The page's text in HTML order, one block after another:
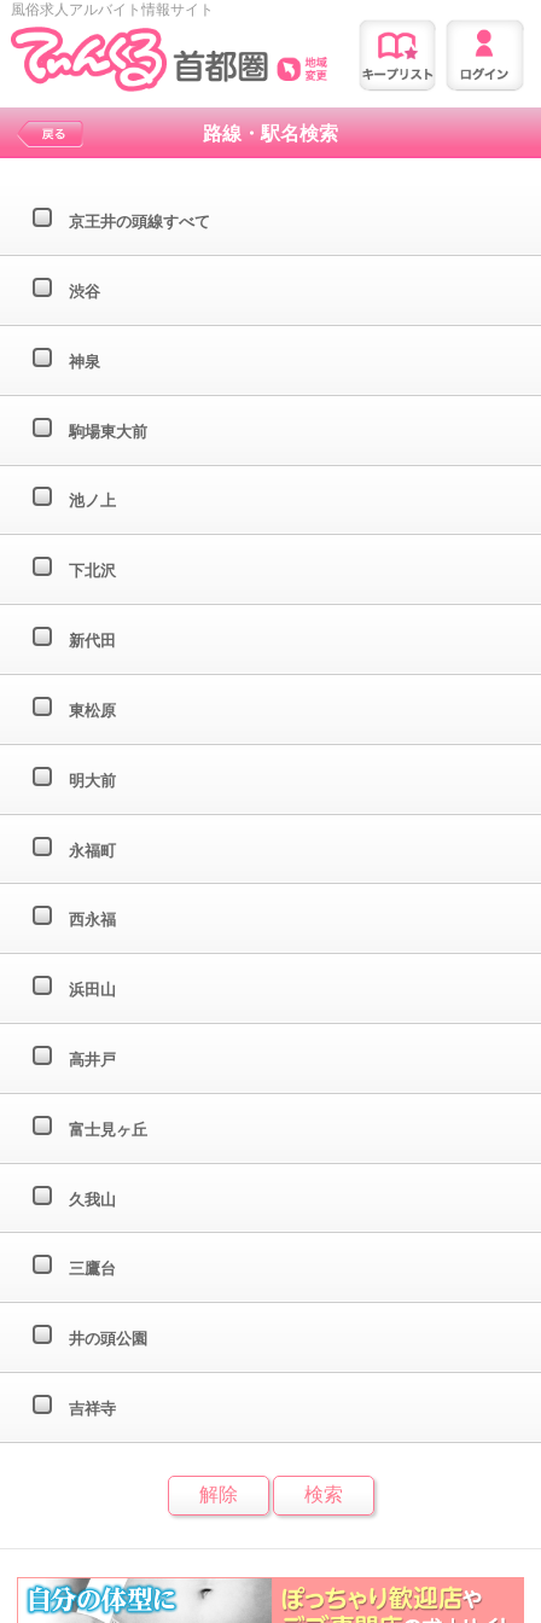
風俗求人アルバイト情報サイト
路線・駅名検索
京王井の頭線すべて
渋谷
神泉
駒場東大前
池ノ上
下北沢
新代田
東松原
明大前
永福町
西永福
浜田山
高井戸
富士見ヶ丘
久我山
三鷹台
井の頭公園
吉祥寺